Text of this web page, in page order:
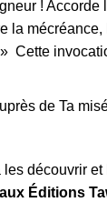
! Accorde
la
Cette
de Ta
découvrir
Éditions